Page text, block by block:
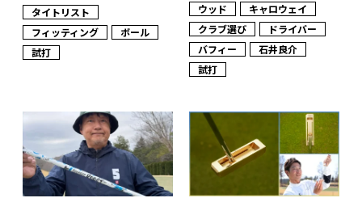
タイトリスト
フィッティング
ボール
試打
ウッド
キャロウェイ
クラブ選び
ドライバー
バフィー
石井良介
試打